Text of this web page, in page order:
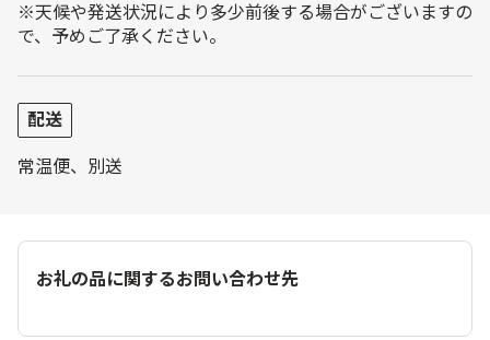
※天候や発送状況により多少前後する場合がございますの
で、予めご了承ください。
配送
常温便、別送
お礼の品に関するお問い合わせ先